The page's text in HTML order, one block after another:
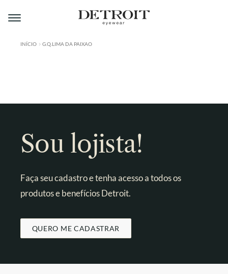
Pular
para
Pular
para
A MONTMARTRE
CONTATO
INÍCIO G.Q.LIMA DA PAIXAO
Sou lojista!
Faça seu cadastro e tenha acesso a todos os
produtos e benefícios Detroit.
QUERO ME CADASTRAR